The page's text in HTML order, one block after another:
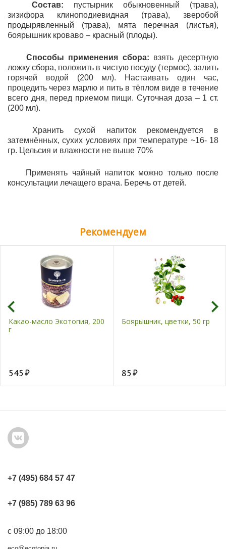
Состав: пустырник обыкновенный (трава),
зизифора клиноподиевидная (трава), зверобой
продырявленный (трава), мята перечная (листья),
боярышник кроваво – красный (плоды).
Способы применения сбора: взять десертную
ложку сбора, положить в чистую посуду (термос), залить
горячей водой (200 мл). Настаивать один час,
процедить через марлю и пить в тёплом виде в течение
всего дня, перед приемом пищи. Суточная доза – 1 ст.
(200 мл).
Хранить сухой напиток рекомендуется в
затемнённых, сухих условиях при температуре ~16- 18
гр. Цельсия и влажности не выше 70%
Применять чайный напиток можно только после
консультации лечащего врача. Беречь от детей.
Рекомендуем
Какао-масло Экотопия, 200
г
545
Боярышник, цветки, 50 гр
85
+7 (495) 684 57 47
+7 (985) 789 63 96
с 09:00 до 18:00